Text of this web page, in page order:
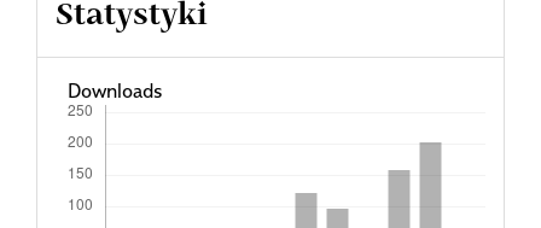
Statystyki
Downloads